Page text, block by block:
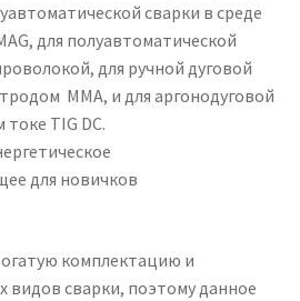
сварки в среде
для полуавтоматической
для ручной дуговой
MMA, и для аргонодуговой
TIG DC.
для новичков
комплектацию и
видов сварки, поэтому данное